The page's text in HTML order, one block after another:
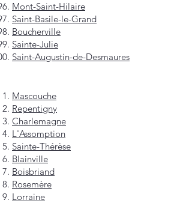
Mont-Saint-Hilaire
Saint-Basile-le-Grand
Boucherville
Sainte-Julie
Saint-Augustin-de-Desmaures
Mascouche
Repentigny
Charlemagne
L'Assomption
Sainte-Thérèse
Blainville
Boisbriand
Rosemère
Lorraine